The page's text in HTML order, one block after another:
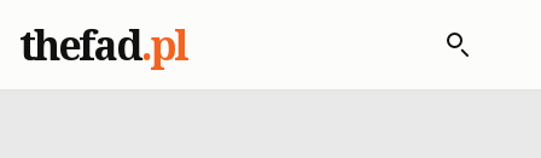
thefad.pl